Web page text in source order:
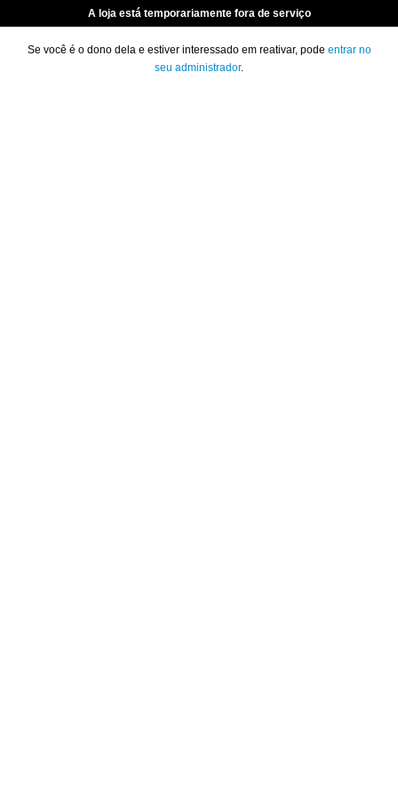
A loja está temporariamente fora de serviço
Se você é o dono dela e estiver interessado em reativar, pode entrar no
seu administrador.